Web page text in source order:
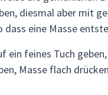
diesmal aber mit
dass eine Masse
ein feines Tuch
Masse flach